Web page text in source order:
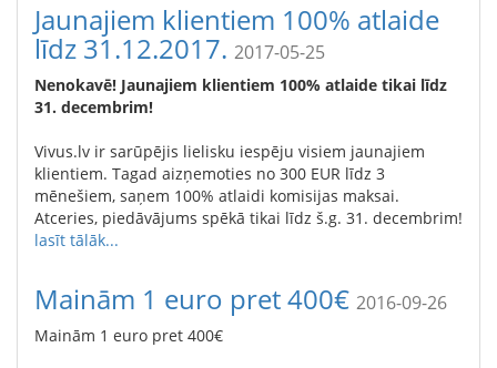
Jaunajiem klientiem 100% atlaide
līdz 31.12.2017. 2017-05-25
Nenokavē! Jaunajiem klientiem 100% atlaide tikai līdz
31. decembrim!
Vivus.lv ir sarūpējis lielisku iespēju visiem jaunajiem
klientiem. Tagad aizņemoties no 300 EUR līdz 3
mēnešiem, saņem 100% atlaidi komisijas maksai.
Atceries, piedāvājums spēkā tikai līdz š.g. 31. decembrim!
lasīt tālāk...
Mainām 1 euro pret 400€ 2016-09-26
Mainām 1 euro pret 400€